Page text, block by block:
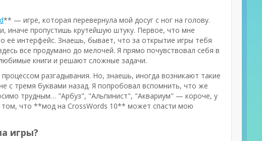
** — игре, которая перевернула мой досуг с ног на голову.
иначе пропустишь крутейшую штуку. Первое, что мне
её интерфейс. Знаешь, бывает, что за открытие игры тебя
все продумано до мелочей. Я прямо почувствовал себя в
книги и решают сложные задачи.
разгадывания. Но, знаешь, иногда возникают такие
с тремя буквами назад. Я попробовал вспомнить, что же
трудным… "Арбуз", "Альпинист", "Аквариум" — короче, у
что **мод на CrossWords 10** может спасти мою
игры?